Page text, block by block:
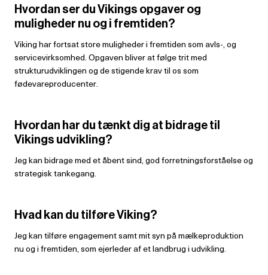
Hvordan ser du Vikings opgaver og
muligheder nu og i fremtiden?
Viking har fortsat store muligheder i fremtiden som avls-, og
servicevirksomhed. Opgaven bliver at følge trit med
strukturudviklingen og de stigende krav til os som
fødevareproducenter.
Hvordan har du tænkt dig at bidrage til
Vikings udvikling?
Jeg kan bidrage med et åbent sind, god forretningsforståelse og
strategisk tankegang.
Hvad kan du tilføre Viking?
Jeg kan tilføre engagement samt mit syn på mælkeproduktion
nu og i fremtiden, som ejerleder af et landbrug i udvikling.